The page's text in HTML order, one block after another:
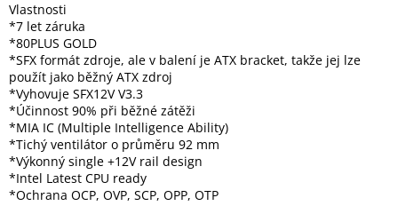
%
Black
Friday
VÝPRODEJ
Akční
zboží
TONERY
A
Vlastnosti
*7 let záruka
*80PLUS GOLD
*SFX formát zdroje, ale v balení je ATX bracket, takže jej lze
použít jako běžný ATX zdroj
*Vyhovuje SFX12V V3.3
*Účinnost 90% při běžné zátěži
*MIA IC (Multiple Intelligence Ability)
*Tichý ventilátor o průměru 92 mm
*Výkonný single +12V rail design
*Intel Latest CPU ready
*Ochrana OCP, OVP, SCP, OPP, OTP